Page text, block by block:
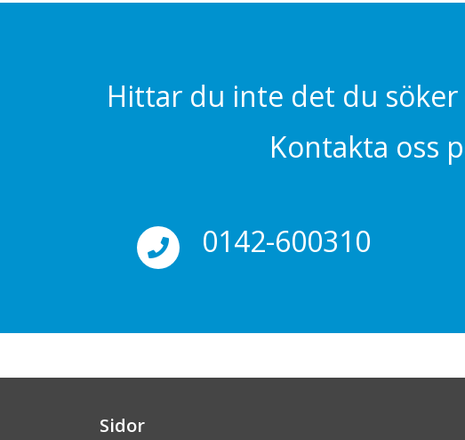
Hittar du inte det du
Kontakta oss
0142-600310
Sidor